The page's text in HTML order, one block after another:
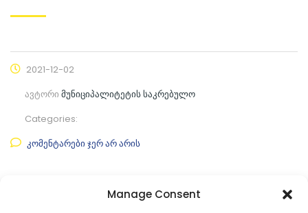
Manage Consent
2021-12-02
ავტორი მუნიციპალიტეტის საკრებულო
Categories:
კომენტარები ჯერ არ არის
ფაილის ნახვა